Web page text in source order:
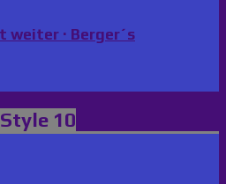
weiter · Berger´s
10